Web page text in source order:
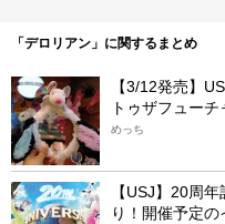
「デロリアン」に関するまとめ
【3/12発売】
トゥザフュー
めっち
【USJ】20周
り！開催予定